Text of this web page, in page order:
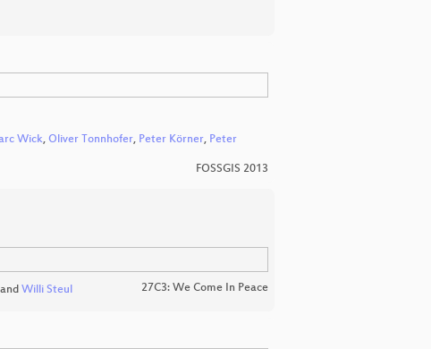
Wick, Oliver Tonnhofer, Peter Körner, Peter
FOSSGIS 2013
and Willi Steul 27C3: We Come In Peace